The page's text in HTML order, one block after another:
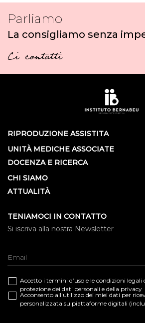
Parliamo
La consigliamo senza
Ci contatti
RIPRODUZIONE ASSISTITA
UNITÀ MEDICHE ASSOCIATE
DOCENZA E RICERCA
CHI SIAMO
ATTUALITÀ
TENIAMOCI IN CONTATTO
Si iscriva alla nostra Newsletter
Accetto i termini d’uso e le condizioni legali
protezione dei dati personali e della privacy
Acconsento all'utilizzo dei miei dati per
personalizzata su piattaforme digitali